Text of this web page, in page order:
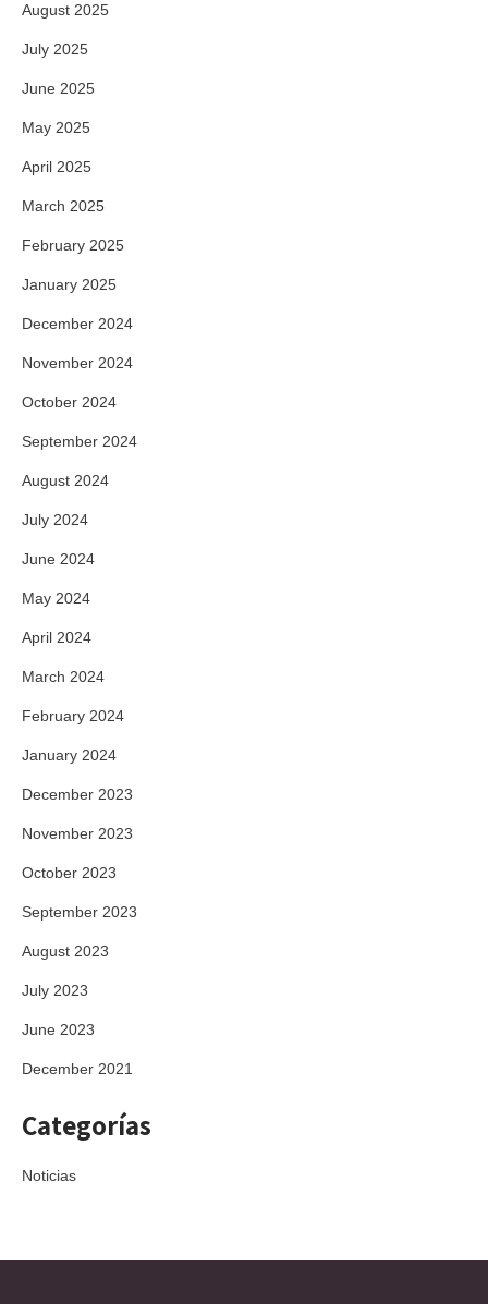
August 2025
July 2025
June 2025
May 2025
April 2025
March 2025
February 2025
January 2025
December 2024
November 2024
October 2024
September 2024
August 2024
July 2024
June 2024
May 2024
April 2024
March 2024
February 2024
January 2024
December 2023
November 2023
October 2023
September 2023
August 2023
July 2023
June 2023
December 2021
Categorías
Noticias